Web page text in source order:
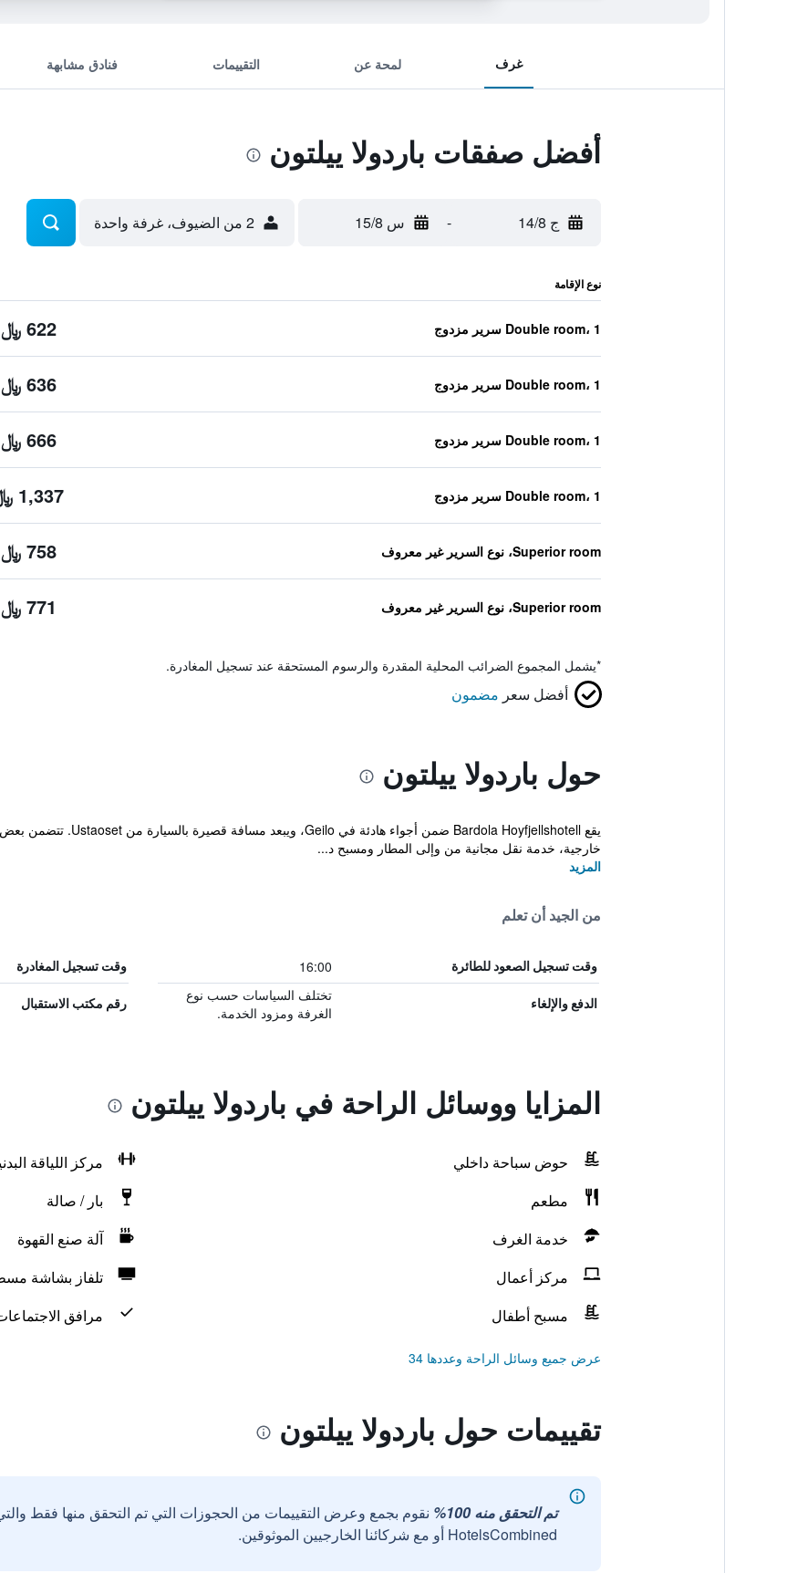
غرف لمحة عن التقييمات فنادق مشابهة
أفضل صفقات باردولا ييلتون
ج 14/8 - س 15/8 2 من الضيوف، غرفة واحدة
نوع الإقامة
Double room، 1 سرير مزدوج 622 ﷼
Double room، 1 سرير مزدوج 636 ﷼
Double room، 1 سرير مزدوج 666 ﷼
Double room، 1 سرير مزدوج 1,337 ﷼
Superior room، نوع السرير غير معروف 758 ﷼
Superior room، نوع السرير غير معروف 771 ﷼
*يشمل المجموع الضرائب المحلية المقدرة والرسوم المستحقة عند تسجيل المغادرة.
أفضل سعر مضمون
حول باردولا ييلتون
خارجية، خدمة نقل مجانية من وإلى المطار ومسبح د...
المزيد
من الجيد أن تعلم
وقت تسجيل الصعود للطائرة 16:00 وقت تسجيل المغادرة
الدفع والإلغاء
تختلف السياسات حسب نوع
الغرفة ومزود الخدمة.
رقم مكتب الاستقبال
المزايا ووسائل الراحة في باردولا ييلتون
حوض سباحة داخلي
مركز اللياقة
مطعم
بار / صالة
خدمة الغرف
آلة صنع القهوة
مركز أعمال
تلفاز بشاشة
مسبح أطفال
مرافق
عرض جميع وسائل الراحة وعددها 34
تقييمات حول باردولا ييلتون
تم التحقق منه 100%
نقوم بجمع وعرض التقييمات من الحجوزات التي تم التحقق منها فقط
HotelsCombined أو مع شركائنا الخارجيين الموثوقين.